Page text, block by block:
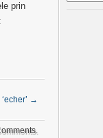
prin
→